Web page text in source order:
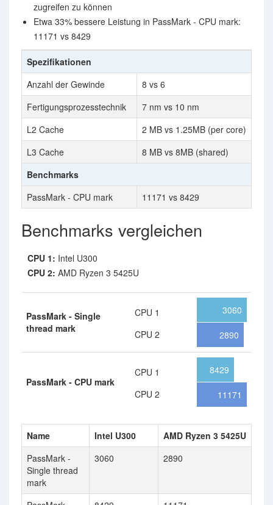
zugreifen zu können
Etwa 33% bessere Leistung in PassMark - CPU mark:
11171 vs 8429
Spezifikationen
Anzahl der Gewinde
8 vs 6
Fertigungsprozesstechnik
7 nm vs 10 nm
L2 Cache
2 MB vs 1.25MB (per core)
L3 Cache
8 MB vs 8MB (shared)
Benchmarks
PassMark - CPU mark
11171 vs 8429
Benchmarks vergleichen
CPU 1: Intel U300
CPU 2: AMD Ryzen 3 5425U
PassMark - Single
thread mark
CPU 1
CPU 2
3060
2890
PassMark - CPU mark
CPU 1
CPU 2
8429
11171
Name Intel U300
AMD Ryzen 3 5425U
PassMark -
Single thread
mark
3060 2890